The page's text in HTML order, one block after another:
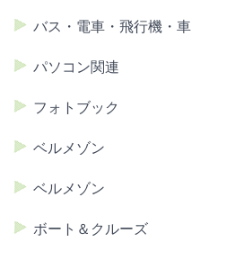
バス・電車・飛行機・車
パソコン関連
フォトブック
ベルメゾン
ベルメゾン
ボート＆クルーズ